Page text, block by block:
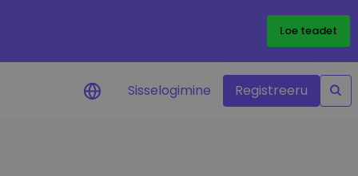
Loe teadet
Sisselogimine Registreeru